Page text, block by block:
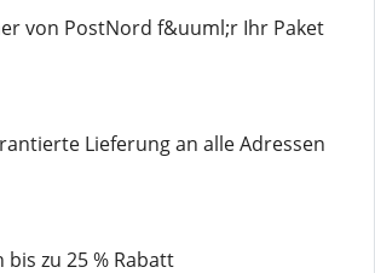
von PostNord f&uuml;r Ihr Paket
Lieferung an alle Adressen
bis zu 25 % Rabatt